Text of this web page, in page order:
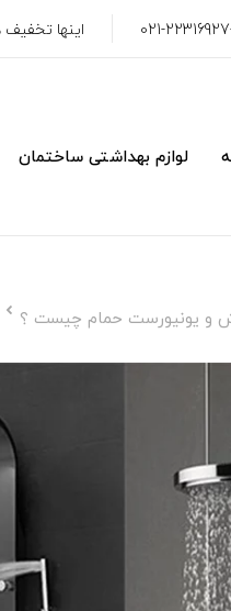
اینها
لوازم بهداشتی ساختمان
و یونیورست حمام چیست ؟